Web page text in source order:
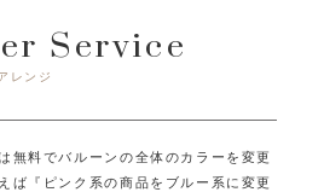
Service
レンジ
無料でバルーンの全体のカラーを変更
ば『ピンク系の商品をブルー系に変更